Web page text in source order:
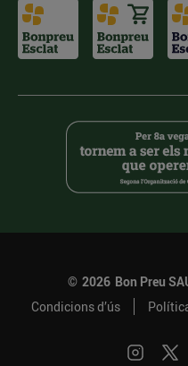
© 2026 Bon Preu
Condicions d’ús